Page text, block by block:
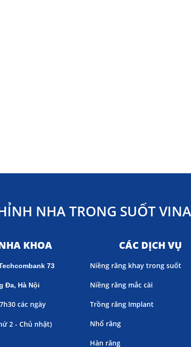
NHA TRONG SUỐT
KHOA
73
Đa, Hà Nội
các ngày
2 - Chủ nhật)
CÁC DỊCH VỤ
Niềng răng khay trong suốt
Niềng răng mắc cài
Trồng răng Implant
Nhổ răng
Hàn răng